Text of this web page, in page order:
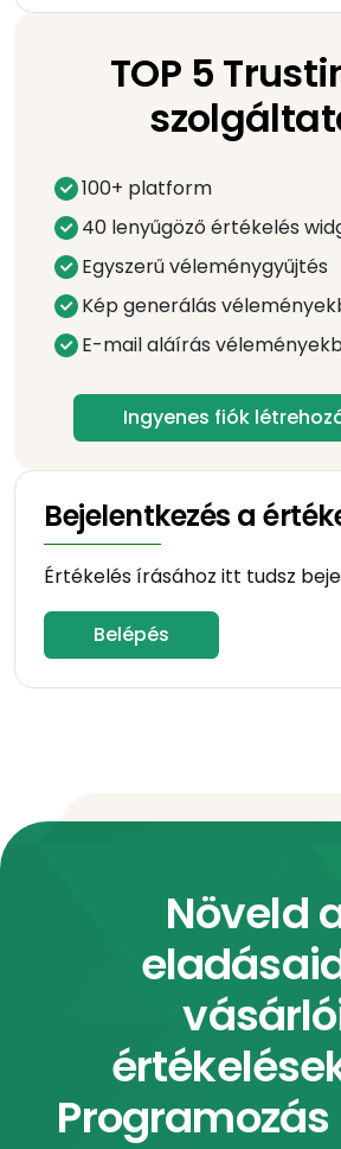
TOP 5
100+ platform
40 lenyűgöző értékelés
Egyszerű véleménygyűjtés
Kép generálás
E-mail aláírás
Ingyenes fiók
Bejelentkezés a
Értékelés írásához itt tudsz
Belépés
Növeld